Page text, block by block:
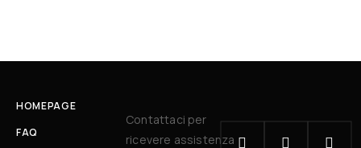
HOMEPAGE
FAQ
Contattaci per
ricevere assistenza